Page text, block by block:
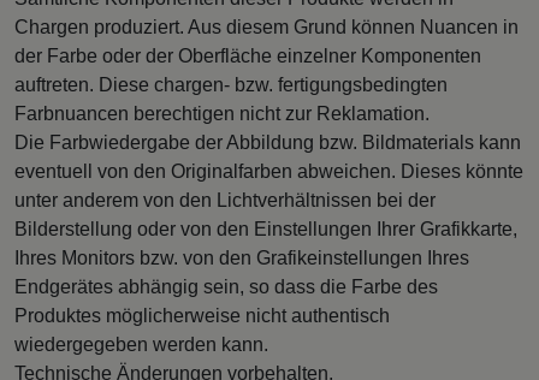
Chargen produziert. Aus diesem Grund können Nuancen in
der Farbe oder der Oberfläche einzelner Komponenten
auftreten. Diese chargen- bzw. fertigungsbedingten
Farbnuancen berechtigen nicht zur Reklamation.
Die Farbwiedergabe der Abbildung bzw. Bildmaterials kann
eventuell von den Originalfarben abweichen. Dieses könnte
unter anderem von den Lichtverhältnissen bei der
Bilderstellung oder von den Einstellungen Ihrer Grafikkarte,
Ihres Monitors bzw. von den Grafikeinstellungen Ihres
Endgerätes abhängig sein, so dass die Farbe des
Produktes möglicherweise nicht authentisch
wiedergegeben werden kann.
Technische Änderungen vorbehalten.